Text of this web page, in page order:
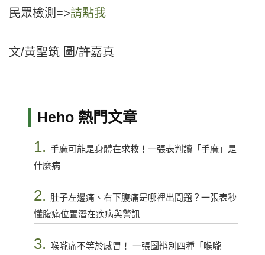
民眾檢測=>請點我
文/黃聖筑 圖/許嘉真
Heho 熱門文章
1. 手麻可能是身體在求救！一張表判讀「手麻」是
什麼病
2. 肚子左邊痛、右下腹痛是哪裡出問題？一張表秒
懂腹痛位置潛在疾病與警訊
3.
喉嚨痛不等於感冒！ 一張圖辨別四種「喉嚨